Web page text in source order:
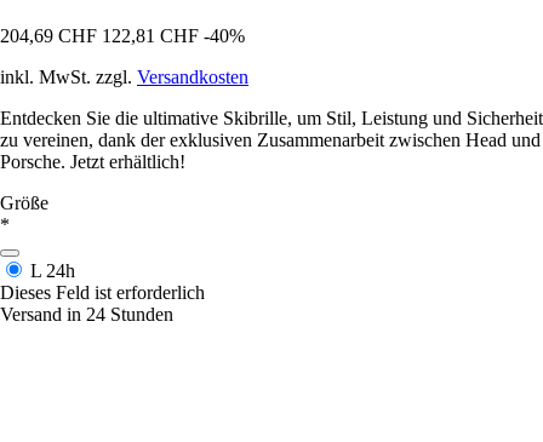
204,69 CHF 122,81 CHF -40%
inkl. MwSt. zzgl. Versandkosten
Entdecken Sie die ultimative Skibrille, um Stil, Leistung und Sicherheit
zu vereinen, dank der exklusiven Zusammenarbeit zwischen Head und
Porsche. Jetzt erhältlich!
Größe
*
L 24h
Dieses Feld ist erforderlich
Versand in 24 Stunden